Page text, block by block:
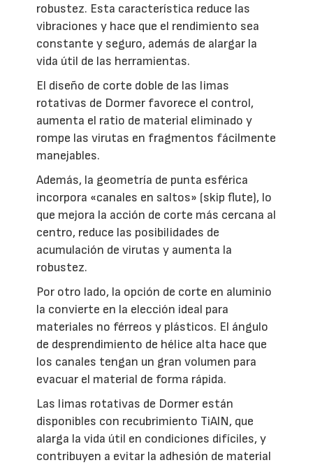
robustez. Esta característica reduce las
vibraciones y hace que el rendimiento sea
constante y seguro, además de alargar la
vida útil de las herramientas.
El diseño de corte doble de las limas
rotativas de Dormer favorece el control,
aumenta el ratio de material eliminado y
rompe las virutas en fragmentos fácilmente
manejables.
Además, la geometría de punta esférica
incorpora «canales en saltos» (skip flute), lo
que mejora la acción de corte más cercana al
centro, reduce las posibilidades de
acumulación de virutas y aumenta la
robustez.
Por otro lado, la opción de corte en aluminio
la convierte en la elección ideal para
materiales no férreos y plásticos. El ángulo
de desprendimiento de hélice alta hace que
los canales tengan un gran volumen para
evacuar el material de forma rápida.
Las limas rotativas de Dormer están
disponibles con recubrimiento TiAlN, que
alarga la vida útil en condiciones difíciles, y
contribuyen a evitar la adhesión de material